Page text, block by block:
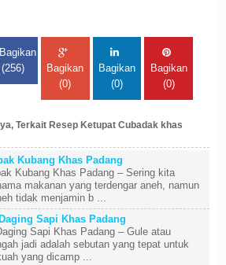
Bagikan
(256)
Bagikan
(0)
Bagikan
(0)
Bagikan
(0)
Terkait Resep Ketupat Cubadak khas
Kubang Khas Padang
Kubang Khas Padang – Sering kita
makanan yang terdengar aneh, namun
tidak menjamin b ...
Sapi Khas Padang
Sapi Khas Padang – Gule atau
jadi adalah sebutan yang tepat untuk
yang dicamp ...